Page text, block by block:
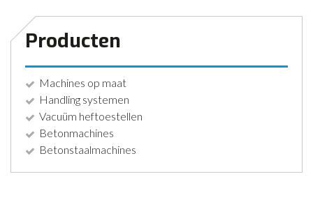
Producten
Machines op maat
Handling systemen
Vacuüm heftoestellen
Betonmachines
Betonstaalmachines